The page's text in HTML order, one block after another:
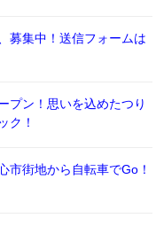
募集中！送信フォームは
プン！思いを込めたつり
ク！
市街地から自転車でGo！